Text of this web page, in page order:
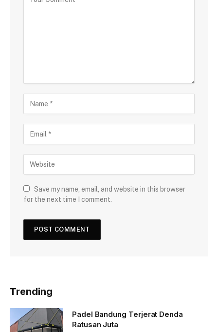
Save my name, email, and website in this browser
for the next time I comment.
Trending
Padel Bandung Terjerat Denda
Ratusan Juta